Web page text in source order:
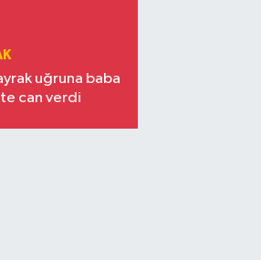
uğruna baba
can verdi